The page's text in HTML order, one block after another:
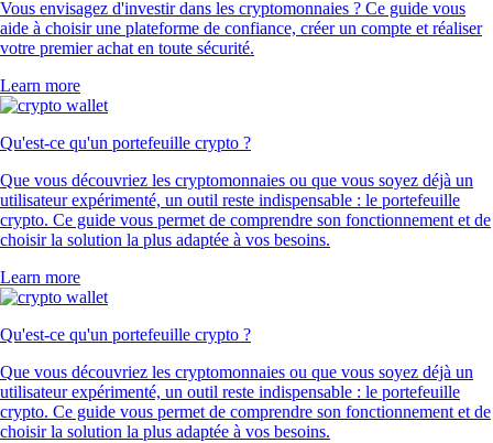
Vous envisagez d'investir dans les cryptomonnaies ? Ce guide vous
aide à choisir une plateforme de confiance, créer un compte et réaliser
votre premier achat en toute sécurité.
Learn more
Qu'est-ce qu'un portefeuille crypto ?
Que vous découvriez les cryptomonnaies ou que vous soyez déjà un
utilisateur expérimenté, un outil reste indispensable : le portefeuille
crypto. Ce guide vous permet de comprendre son fonctionnement et de
choisir la solution la plus adaptée à vos besoins.
Learn more
Qu'est-ce qu'un portefeuille crypto ?
Que vous découvriez les cryptomonnaies ou que vous soyez déjà un
utilisateur expérimenté, un outil reste indispensable : le portefeuille
crypto. Ce guide vous permet de comprendre son fonctionnement et de
choisir la solution la plus adaptée à vos besoins.